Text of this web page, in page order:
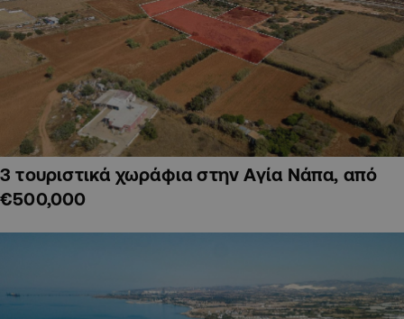
3 τουριστικά χωράφια στην Αγία Νάπα, από
€500,000